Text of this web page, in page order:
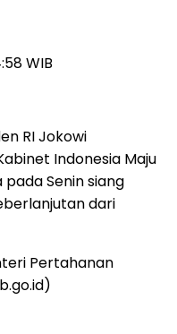
WIB
RI Jokowi
Indonesia Maju
Senin siang
dari